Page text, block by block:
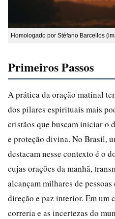
Homologado por Stéfano Barcellos
Primeiros Passos
A prática da oração matinal
dos pilares espirituais mais
cristãos que buscam iniciar o
e proteção divina. No Brasil,
destacam nesse contexto é o
cujas orações da manhã,
alcançam milhares de
direção e paz interior. Em um
correria e as incertezas do